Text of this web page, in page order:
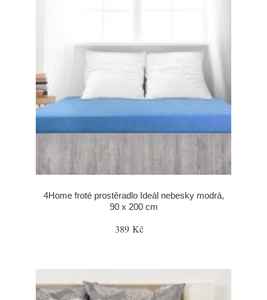
4Home froté prostěradlo Ideál nebesky modrá,
90 x 200 cm
389 Kč